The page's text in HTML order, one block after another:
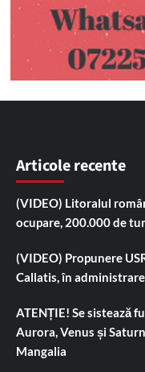
Articole recente
(VIDEO) Litoralul
ocupare, 200.000 de
(VIDEO) Propunere
Callatis, în
ATENȚIE! Se sistează
Aurora, Venus și
Mangalia